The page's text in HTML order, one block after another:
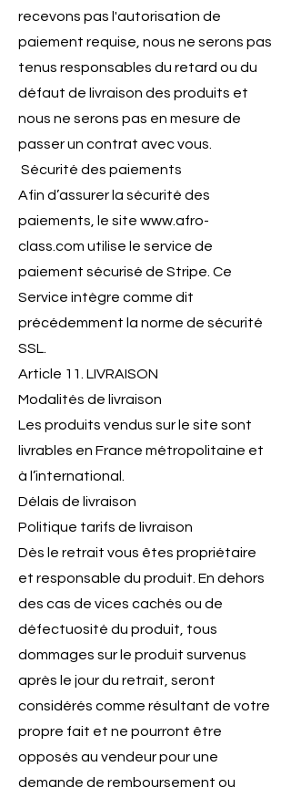
recevons pas l'autorisation de
paiement requise, nous ne serons pas
tenus responsables du retard ou du
défaut de livraison des produits et
nous ne serons pas en mesure de
passer un contrat avec vous.
Sécurité des paiements
Afin d’assurer la sécurité des
paiements, le site www.afro-
class.com utilise le service de
paiement sécurisé de Stripe. Ce
Service intègre comme dit
précédemment la norme de sécurité
SSL.
Article 11. LIVRAISON
Modalités de livraison
Les produits vendus sur le site sont
livrables en France métropolitaine et
à l’international.
Délais de livraison
Politique tarifs de livraison
Dès le retrait vous êtes propriétaire
et responsable du produit. En dehors
des cas de vices cachés ou de
défectuosité du produit, tous
dommages sur le produit survenus
après le jour du retrait, seront
considérés comme résultant de votre
propre fait et ne pourront être
opposés au vendeur pour une
demande de remboursement ou